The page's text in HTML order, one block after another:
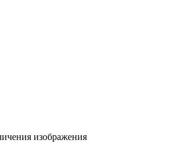
изображения